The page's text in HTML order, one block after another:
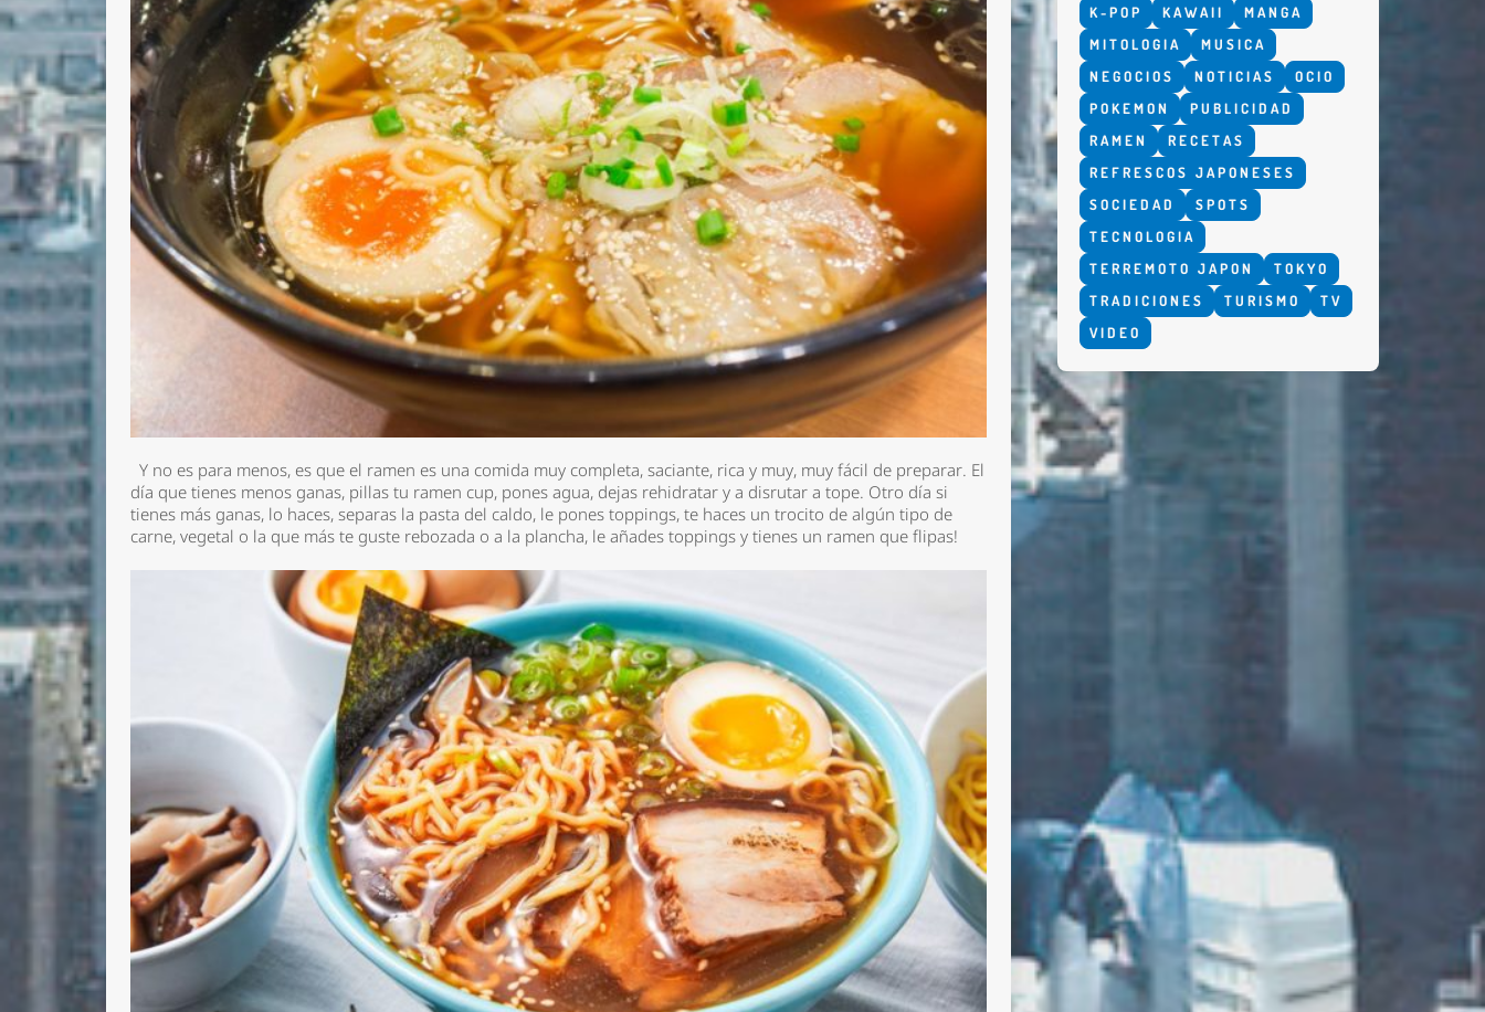
Y no es para menos, es que el ramen es una comida muy completa, saciante, rica y muy, muy fácil de preparar. El
día que tienes menos ganas, pillas tu ramen cup, pones agua, dejas rehidratar y a disrutar a tope. Otro día si
tienes más ganas, lo haces, separas la pasta del caldo, le pones toppings, te haces un trocito de algún tipo de
carne, vegetal o la que más te guste rebozada o a la plancha, le añades toppings y tienes un ramen que flipas!
K-POP
KAWAII
MANGA
MITOLOGIA
MUSICA
NEGOCIOS
NOTICIAS
OCIO
POKEMON
PUBLICIDAD
RAMEN
RECETAS
REFRESCOS JAPONESES
SOCIEDAD
SPOTS
TECNOLOGIA
TERREMOTO JAPON
TOKYO
TRADICIONES
TURISMO
TV
VIDEO